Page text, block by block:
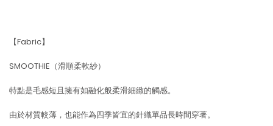
【Fabric】
SMOOTHIE（滑順柔軟紗）
特點是毛感短且擁有如融化般柔滑細緻的觸感。
由於材質較薄，也能作為四季皆宜的針織單品長時間穿著。